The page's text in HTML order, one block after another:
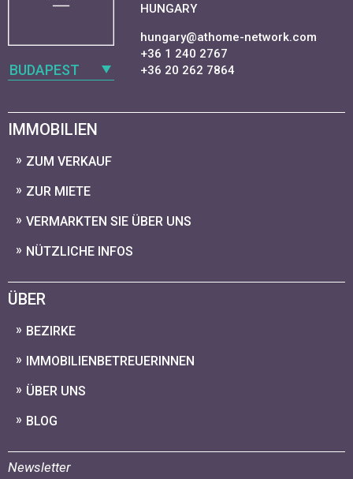
BUDAPEST
HUNGARY
hungary@athome-network.com
+36 1 240 2767
+36 20 262 7864
IMMOBILIEN
ZUM VERKAUF
ZUR MIETE
VERMARKTEN SIE ÜBER UNS
NÜTZLICHE INFOS
ÜBER
BEZIRKE
IMMOBILIENBETREUERINNEN
ÜBER UNS
BLOG
Newsletter